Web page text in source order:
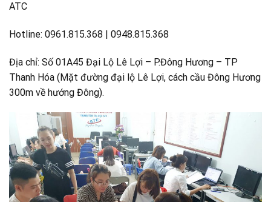
ATC
Hotline: 0961.815.368 | 0948.815.368
Địa chỉ: Số 01A45 Đại Lộ Lê Lợi – P.Đông Hương – TP
Thanh Hóa (Mặt đường đại lộ Lê Lợi, cách cầu Đông Hương
300m về hướng Đông).